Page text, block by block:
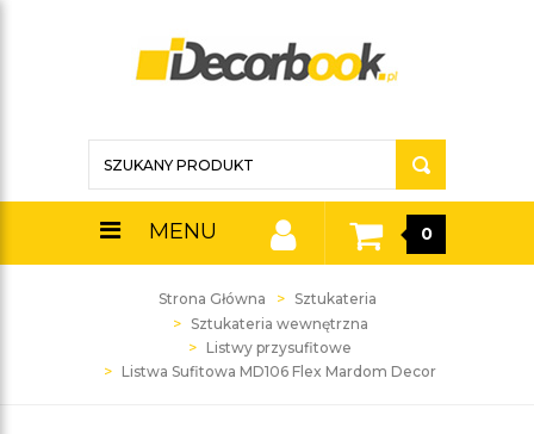
MENU 0
Strona Główna
Sztukateria
Sztukateria wewnętrzna
Listwy przysufitowe
Listwa Sufitowa MD106 Flex Mardom Decor